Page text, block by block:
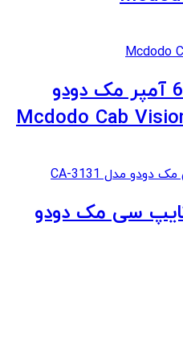
کابل شارژ تایپ سی 6 آمپر مک دودو
Mcdodo Cab
تایپ سی مک دودو